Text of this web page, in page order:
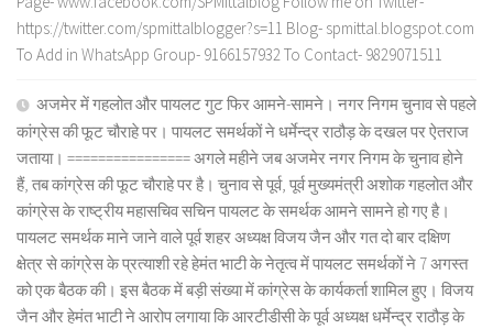
https://twitter.com/spmittalblogger?s=11 Blog- spmittal.blogspot.com
To Add in WhatsApp Group- 9166157932 To Contact- 9829071511
अजमेर में गहलोत और पायलट गुट फिर आमने-सामने। नगर निगम चुनाव से पहले
कांग्रेस की फूट चौराहे पर। पायलट समर्थकों ने धर्मेन्द्र राठौड़ के दखल पर ऐतराज
जताया। ================ अगले महीने जब अजमेर नगर निगम के चुनाव होने
हैं, तब कांग्रेस की फूट चौराहे पर है। चुनाव से पूर्व, पूर्व मुख्यमंत्री अशोक गहलोत और
कांग्रेस के राष्ट्रीय महासचिव सचिन पायलट के समर्थक आमने सामने हो गए है।
पायलट समर्थक माने जाने वाले पूर्व शहर अध्यक्ष विजय जैन और गत दो बार दक्षिण
क्षेत्र से कांग्रेस के प्रत्याशी रहे हेमंत भाटी के नेतृत्व में पायलट समर्थकों ने 7 अगस्त
को एक बैठक की। इस बैठक में बड़ी संख्या में कांग्रेस के कार्यकर्ता शामिल हुए। विजय
जैन और हेमंत भाटी ने आरोप लगाया कि आरटीडीसी के पूर्व अध्यक्ष धर्मेन्द्र राठौड़ के